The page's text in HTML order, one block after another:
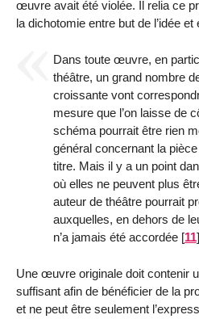
œuvre avait été violée. Il relia ce
la dichotomie entre but de l’idée et
Dans toute œuvre, en
théâtre, un grand nombre
croissante vont
mesure que l’on laisse de
schéma pourrait être rien
général concernant la
titre. Mais il y a un point
où elles ne peuvent plus
auteur de théâtre pourrait
auxquelles, en dehors de
n’a jamais été accordée[11]
Une œuvre originale doit contenir
suffisant afin de bénéficier de la
et ne peut être seulement